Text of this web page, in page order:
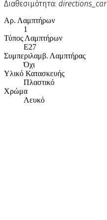
Διαθεσιμότητα: directions_car
Αρ. Λαμπτήρων
1
Τύπος Λαμπτήρων
E27
Συμπεριλαμβ. Λαμπτήρας
Όχι
Υλικό Κατασκευής
Πλαστικό
Χρώμα
Λευκό